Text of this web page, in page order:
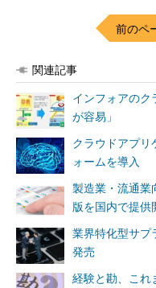
前のペ
関連記事
インフォアのク
が容易」
クラウドアプリ
ォームを導入
製造業・流通業
版を国内で提供
業界特化型サプ
発売
経験と勘、これ